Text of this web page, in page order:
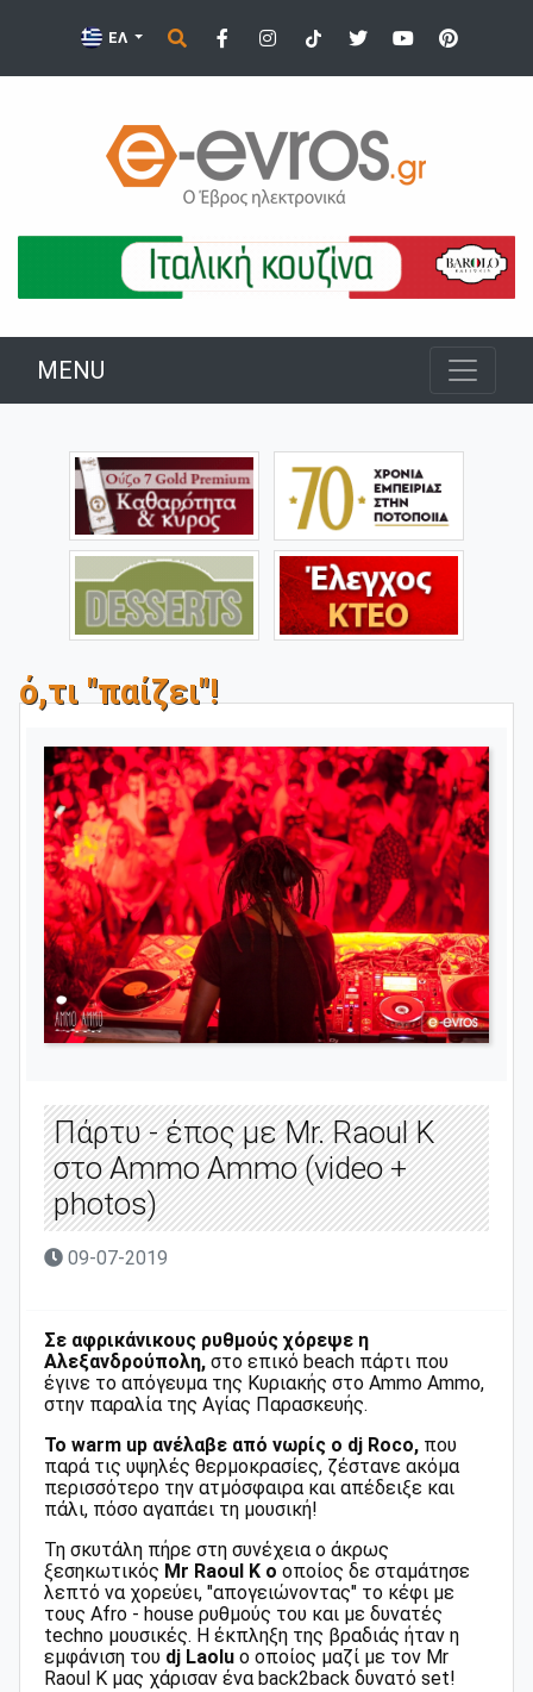
ΕΛ
MENU
ό,τι "παίζει"!
Πάρτυ - έπος με Mr. Raoul K
στο Ammo Ammo (video +
photos)
09-07-2019
Σε αφρικάνικους ρυθμούς χόρεψε η
Αλεξανδρούπολη, στο επικό beach πάρτι που
έγινε το απόγευμα της Κυριακής στο Ammo Ammo,
στην παραλία της Αγίας Παρασκευής.
To warm up ανέλαβε από νωρίς ο dj Roco, που
παρά τις υψηλές θερμοκρασίες, ζέστανε ακόμα
περισσότερο την ατμόσφαιρα και απέδειξε και
πάλι, πόσο αγαπάει τη μουσική!
Τη σκυτάλη πήρε στη συνέχεια ο άκρως
ξεσηκωτικός Mr Raoul K ο οποίος δε σταμάτησε
λεπτό να χορεύει, "απογειώνοντας" το κέφι με
τους Afro - house ρυθμούς του και με δυνατές
techno μουσικές. Η έκπληξη της βραδιάς ήταν η
εμφάνιση του dj Laolu ο οποίος μαζί με τον Mr
Raoul K μας χάρισαν ένα back2back δυνατό set!